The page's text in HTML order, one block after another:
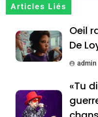
Articles Liés
Oeil
De
admin
«Tu
8
du